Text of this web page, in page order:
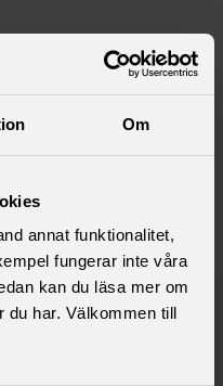
Om
annat funktionalitet,
fungerar inte våra
kan du läsa mer om
du har. Välkommen till